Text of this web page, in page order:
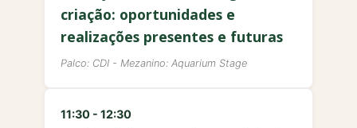
criação: oportunidades e
realizações presentes e futuras
Palco: CDI - Mezanino: Aquarium Stage
11:30 - 12:30